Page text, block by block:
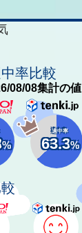
率比較
08/08集計の値
%
適中率
63.3%